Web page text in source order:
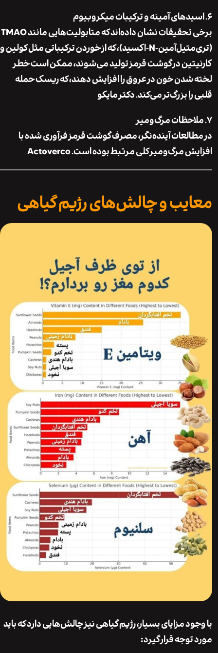
آمینه و ترکیبات میکروبیوم
برخی تحقیقات نشان داده‌اند که متابولیت‌هایی مانند TMAO
(تری‌متیل‌آمین‌‑‌N‑اکسید)، که از خوردن ترکیباتی مثل کولین و
در گوشت قرمز تولید می‌شوند، ممکن است خطر
خون در عروق را افزایش دهند، که ریسک حمله
بزرگ‌تر می‌کند.دکتر مایکو
مرگ‌ومیر
آینده‌نگر، مصرف گوشت قرمز فرآوری شده با
مرگ‌ومیر کلی مرتبط بوده است.Actoverco
و چالش‌های رژیم گیاهی
مزایای بسیار، رژیم گیاهی نیز چالش‌هایی دارد که باید
قرار گیرد: